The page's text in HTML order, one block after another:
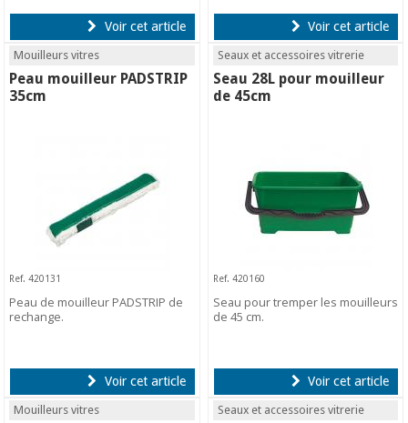
Voir cet article Voir cet article
Mouilleurs vitres
Peau mouilleur PADSTRIP
35cm
Ref. 420131
Peau de mouilleur PADSTRIP de
rechange.
Voir cet article
Seaux et accessoires vitrerie
Seau 28L pour mouilleur
de 45cm
Ref. 420160
Seau pour tremper les mouilleurs
de 45 cm.
Voir cet article
Mouilleurs vitres Seaux et accessoires vitrerie